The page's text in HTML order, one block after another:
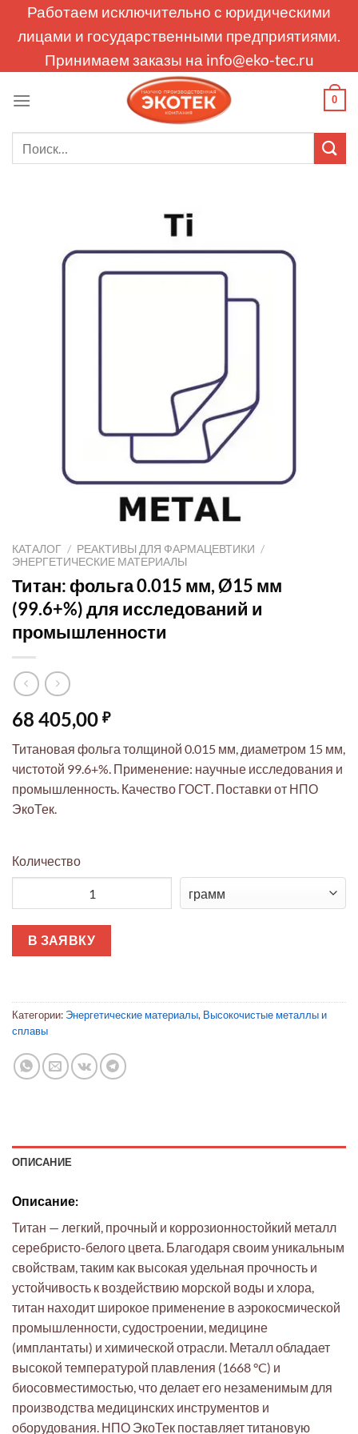
Работаем исключительно с юридическими
лицами и государственными предприятиями.
Принимаем заказы на info@eko-tec.ru
0
КАТАЛОГ / РЕАКТИВЫ ДЛЯ ФАРМАЦЕВТИКИ /
ЭНЕРГЕТИЧЕСКИЕ МАТЕРИАЛЫ
Титан: фольга 0.015 мм, Ø15 мм
(99.6+%) для исследований и
промышленности
68 405,00 ₽
Титановая фольга толщиной 0.015 мм, диаметром 15 мм,
чистотой 99.6+%. Применение: научные исследования и
промышленность. Качество ГОСТ. Поставки от НПО
ЭкоТек.
Количество
В ЗАЯВКУ
Категории: Энергетические материалы, Высокочистые металлы и
сплавы
ОПИСАНИЕ
Описание:
Титан — легкий, прочный и коррозионностойкий металл
серебристо-белого цвета. Благодаря своим уникальным
свойствам, таким как высокая удельная прочность и
устойчивость к воздействию морской воды и хлора,
титан находит широкое применение в аэрокосмической
промышленности, судостроении, медицине
(имплантаты) и химической отрасли. Металл обладает
высокой температурой плавления (1668 °C) и
биосовместимостью, что делает его незаменимым для
производства медицинских инструментов и
оборудования. НПО ЭкоТек поставляет титановую